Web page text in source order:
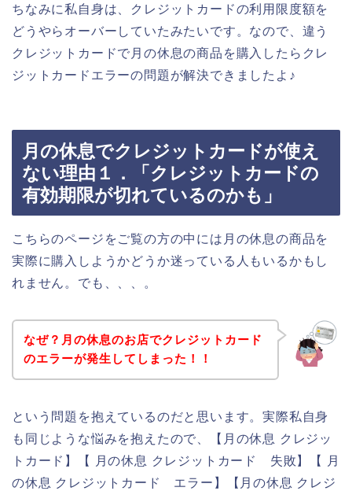
ちなみに私自身は、クレジットカードの利用限度額を
どうやらオーバーしていたみたいです。なので、違う
クレジットカードで月の休息の商品を購入したらクレ
ジットカードエラーの問題が解決できましたよ♪
月の休息でクレジットカードが使え
ない理由１．「クレジットカードの
有効期限が切れているのかも」
こちらのページをご覧の方の中には月の休息の商品を
実際に購入しようかどうか迷っている人もいるかもし
れません。でも、、、。
なぜ？月の休息のお店でクレジットカード
のエラーが発生してしまった！！
という問題を抱えているのだと思います。実際私自身
も同じような悩みを抱えたので、【月の休息 クレジッ
トカード】【 月の休息 クレジットカード 失敗】【 月
の休息 クレジットカード エラー】【月の休息 クレジ